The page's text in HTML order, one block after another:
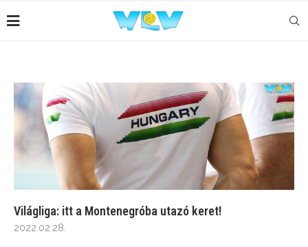
Világliga: itt a Montenegróba utazó keret!
2022.02.28.